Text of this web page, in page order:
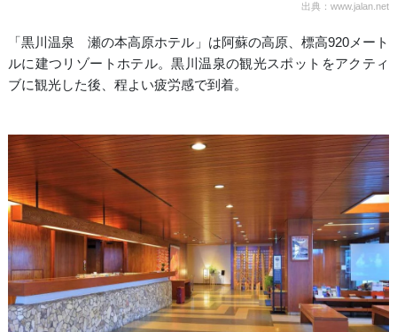
出典：www.jalan.net
「黒川温泉 瀬の本高原ホテル」は阿蘇の高原、標高920メート
ルに建つリゾートホテル。黒川温泉の観光スポットをアクティ
ブに観光した後、程よい疲労感で到着。